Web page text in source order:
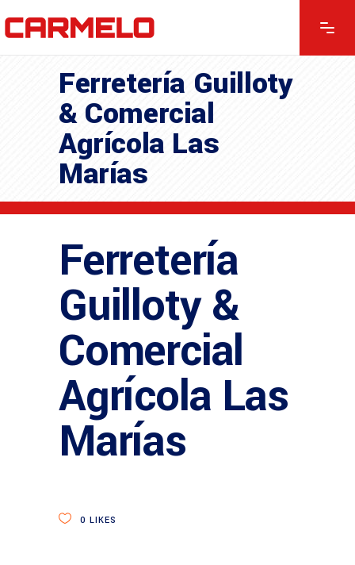
Ferretería Guilloty
& Comercial
Agrícola Las
Marías
Ferretería
Guilloty &
Comercial
Agrícola Las
Marías
0 LIKES